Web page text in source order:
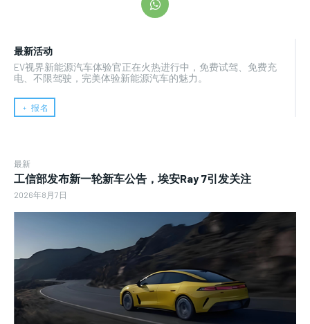
最新活动
EV视界新能源汽车体验官正在火热进行中，免费试驾、免费充
电、不限驾驶，完美体验新能源汽车的魅力。
﹢ 报名
最新
工信部发布新一轮新车公告，埃安Ray 7引发关注
2026年8月7日